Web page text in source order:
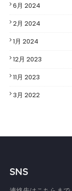
6月 2024
2月 2024
1月 2024
12月 2023
11月 2023
3月 2022
SNS